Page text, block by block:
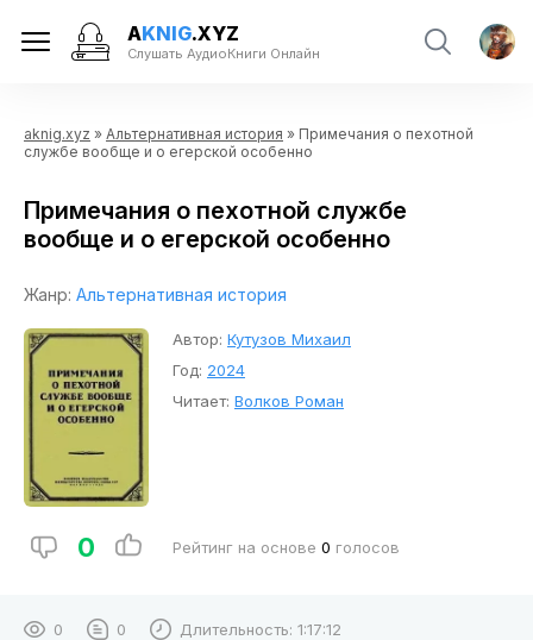
AKNIG.XYZ
Слушать АудиоКниги Онлайн
aknig.xyz » Альтернативная история » Примечания о пехотной
службе вообще и о егерской особенно
Примечания о пехотной службе
вообще и о егерской особенно
Жанр: Альтернативная история
Автор: Кутузов Михаил
Год: 2024
Читает: Волков Роман
0 Рейтинг на основе 0 голосов
0 0 Длительность: 1:17:12